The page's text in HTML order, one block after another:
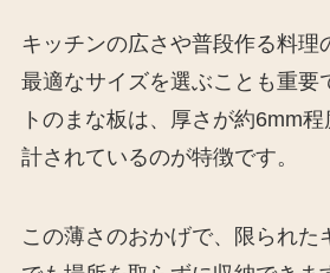
キッチンの広さや普段作る料理
最適なサイズを選ぶことも重要
トのまな板は、厚さが約6mm
計されているのが特徴です。
この薄さのおかげで、限られた